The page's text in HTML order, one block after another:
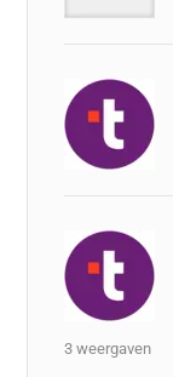
3 weergaven